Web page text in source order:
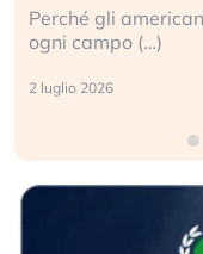
Perché gli
ogni campo (…)
2 luglio 2026